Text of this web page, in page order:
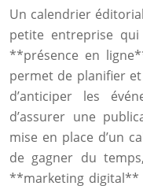
Un calendrier
petite entreprise
**présence en
permet de planifier
d’anticiper les
d’assurer une
mise en place d’un
de gagner du
**marketing digital**